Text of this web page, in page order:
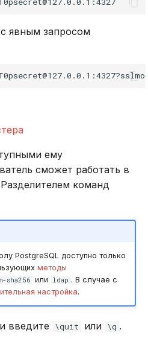
явным запросом
ему
сможет работать в
команд
PostgreSQL доступно только
методы
sha256 или ldap . В случае с
настройка.
введите \quit или \q .